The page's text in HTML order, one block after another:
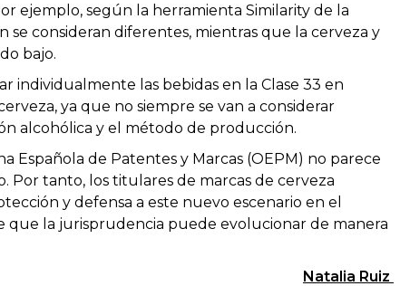
ejemplo, según la herramienta Similarity de la
se consideran diferentes, mientras que la cerveza y
bajo.
individualmente las bebidas en la Clase 33 en
ya que no siempre se van a considerar
alcohólica y el método de producción.
Española de Patentes y Marcas (OEPM) no parece
Por tanto, los titulares de marcas de cerveza
y defensa a este nuevo escenario en el
que la jurisprudencia puede evolucionar de manera
Natalia Ruiz